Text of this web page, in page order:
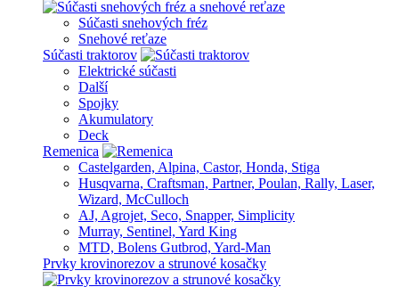
Súčasti snehových fréz
Snehové reťaze
Súčasti traktorov
Elektrické súčasti
Další
Spojky
Akumulatory
Deck
Remenica
Castelgarden, Alpina, Castor, Honda, Stiga
Husqvarna, Craftsman, Partner, Poulan, Rally, Laser,
Wizard, McCulloch
AJ, Agrojet, Seco, Snapper, Simplicity
Murray, Sentinel, Yard King
MTD, Bolens Gutbrod, Yard-Man
Prvky krovinorezov a strunové kosačky